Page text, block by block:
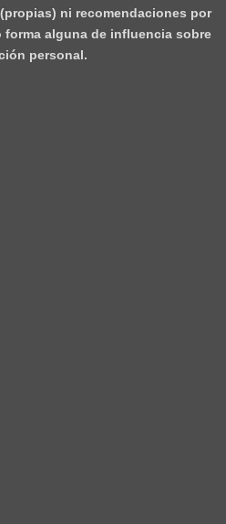
ni recomendaciones por
forma alguna de influencia sobre
personal.